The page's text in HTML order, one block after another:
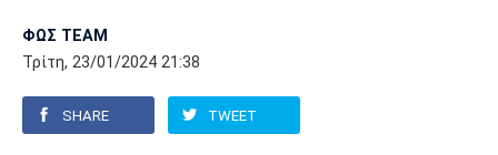
AUTO-MOTO
Γ Εθνική
Ελλάδα
Εθνική
EuroLeague
Βόλεϊ
ΠόλοΠαναθηναϊκός Ατρόμητος
ΦΩΣ TEAM
Τρίτη, 23/01/2024 21:38
SHARE TWEET